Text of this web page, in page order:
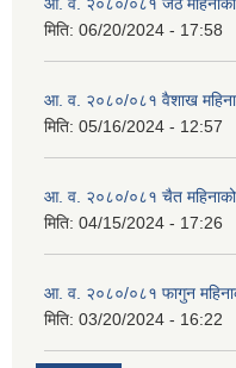
मिति: 06/20/2024 - 17:58
आ. व. २०८०/०८१ वैशाख
मिति: 05/16/2024 - 12:57
आ. व. २०८०/०८१ चैत
मिति: 04/15/2024 - 17:26
आ. व. २०८०/०८१ फागुन
मिति: 03/20/2024 - 16:22